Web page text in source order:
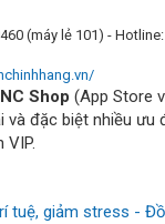
(máy lẻ 101) -
Shop (App Store
và đặc biệt nhiều ưu
VIP.
tuệ, giảm stress -